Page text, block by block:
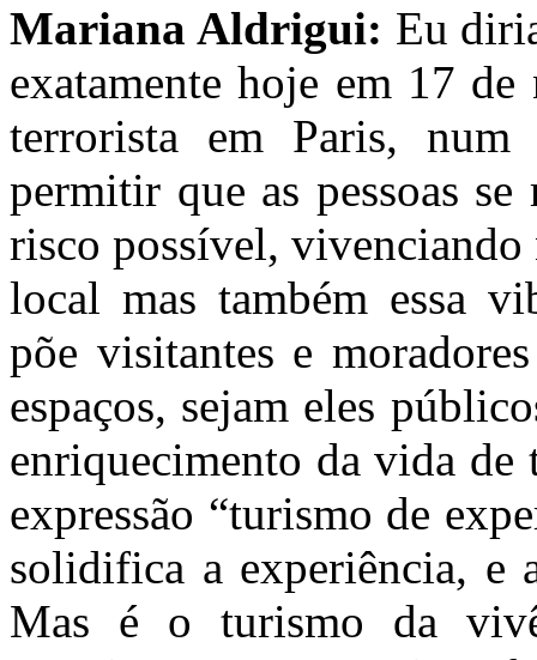
Mariana Aldrigui: Eu
exatamente hoje em 17
terrorista em Paris,
permitir que as pessoas
risco possível, vivenciando
local mas também essa
põe visitantes e
espaços, sejam eles
enriquecimento da vida de
expressão “turismo de
solidifica a experiência, e
Mas é o turismo da